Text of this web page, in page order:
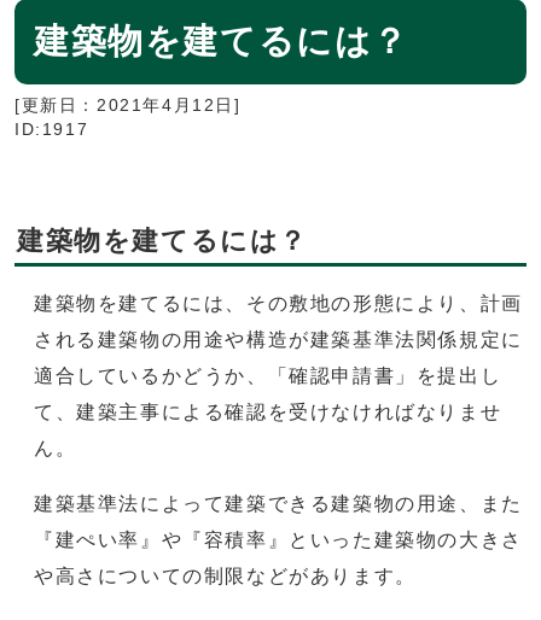
建築物を建てるには？
[更新日： 2021年4月12日 ]
ID:1917
建築物を建てるには？
建築物を建てるには、その敷地の形態により、計画
される建築物の用途や構造が建築基準法関係規定に
適合しているかどうか、「確認申請書」を提出し
て、建築主事による確認を受けなければなりませ
ん。
建築基準法によって建築できる建築物の用途、また
『建ぺい率』や『容積率』といった建築物の大きさ
や高さについての制限などがあります。